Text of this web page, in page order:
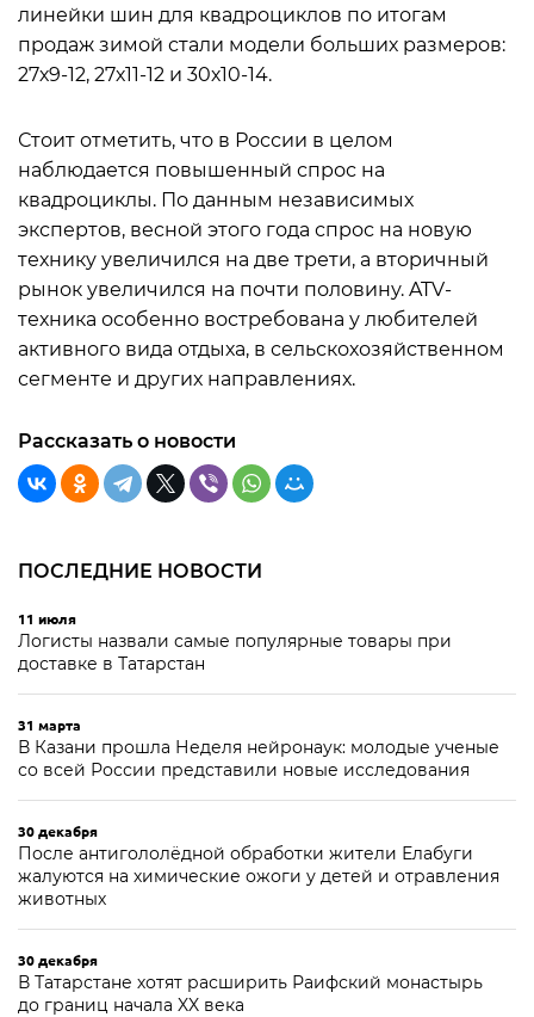
линейки шин для квадроциклов по итогам
продаж зимой стали модели больших размеров:
27х9-12, 27х11-12 и 30х10-14.
Стоит отметить, что в России в целом
наблюдается повышенный спрос на
квадроциклы. По данным независимых
экспертов, весной этого года спрос на новую
технику увеличился на две трети, а вторичный
рынок увеличился на почти половину. ATV-
техника особенно востребована у любителей
активного вида отдыха, в сельскохозяйственном
сегменте и других направлениях.
Рассказать о новости
ПОСЛЕДНИЕ НОВОСТИ
11 июля
Логисты назвали самые популярные товары при
доставке в Татарстан
31 марта
В Казани прошла Неделя нейронаук: молодые ученые
со всей России представили новые исследования
30 декабря
После антигололёдной обработки жители Елабуги
жалуются на химические ожоги у детей и отравления
животных
30 декабря
В Татарстане хотят расширить Раифский монастырь
до границ начала XX века